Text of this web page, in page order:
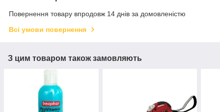
Повернення товару впродовж 14 днів за домовленістю
Всі умови повернення
З цим товаром також замовляють